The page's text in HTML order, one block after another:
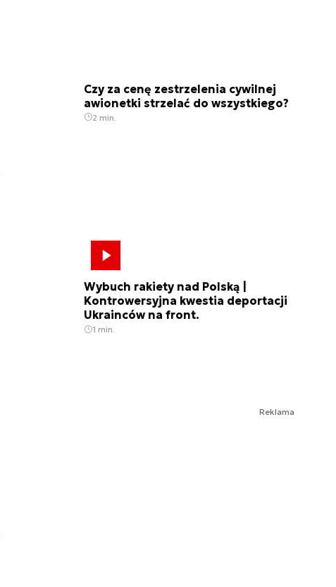
Czy za cenę zestrzelenia cywilnej
awionetki strzelać do wszystkiego?
2 min.
Wybuch rakiety nad Polską |
Kontrowersyjna kwestia deportacji
Ukrainców na front.
1 min.
Reklama